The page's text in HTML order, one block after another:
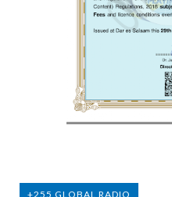
+255 GLOBAL RADIO